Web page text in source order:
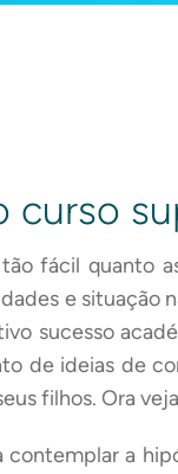
curso
fácil quanto
e situação
sucesso
de ideias de
filhos. Ora
a